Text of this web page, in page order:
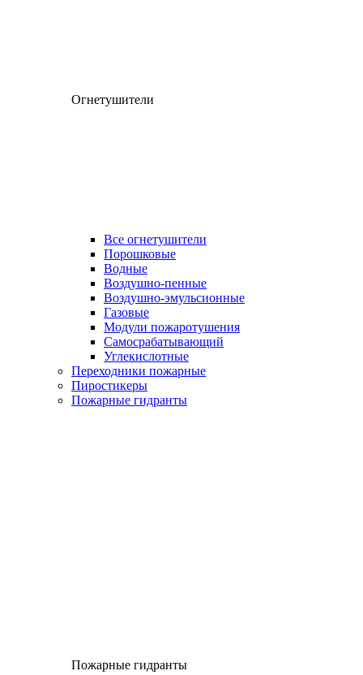
Огнетушители
Все огнетушители
Порошковые
Водные
Воздушно-пенные
Воздушно-эмульсионные
Газовые
Модули пожаротушения
Самосрабатывающий
Углекислотные
Переходники пожарные
Пиростикеры
Пожарные гидранты
Пожарные гидранты